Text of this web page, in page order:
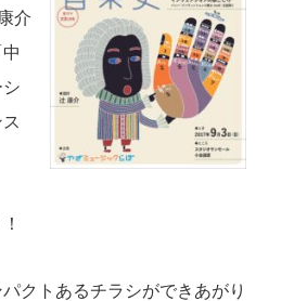
介
中
クトあるチラシができあがり